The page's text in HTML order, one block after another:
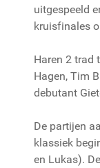
uitgespeeld
kruisfinales
Haren 2 trad
Hagen, Tim
debutant
De partijen
klassiek
en Lukas).